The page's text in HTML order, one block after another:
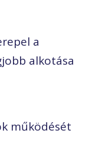
a
alkotása
működését